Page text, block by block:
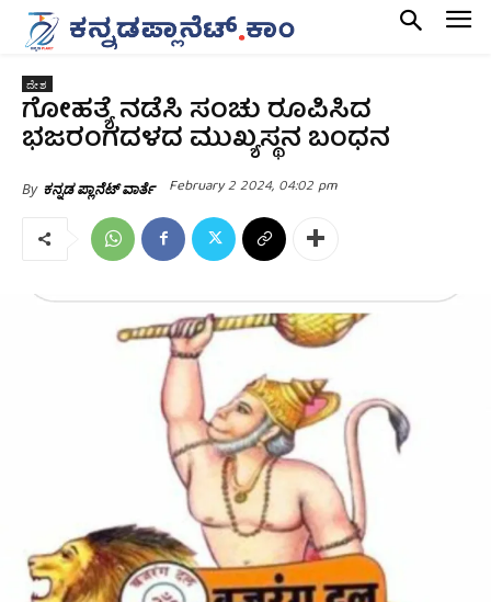
ದೇಶ
ಗೋಹತ್ಯೆ ನಡೆಸಿ ಸಂಚು ರೂಪಿಸಿದ
ಭಜರಂಗದಳದ ಮುಖ್ಯಸ್ಥನ ಬಂಧನ
By ಕನ್ನಡ ಪ್ಲಾನೆಟ್ ವಾರ್ತೆ February 2 2024, 04:02 pm